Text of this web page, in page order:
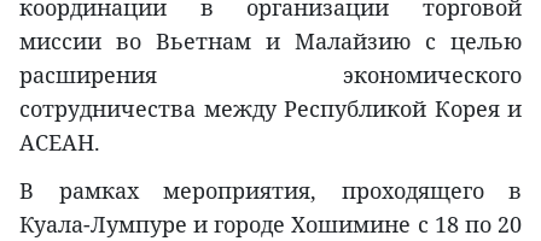
координации в организации торговой
миссии во Вьетнам и Малайзию с целью
расширения экономического
сотрудничества между Республикой Корея и
АСЕАН.
В рамках мероприятия, проходящего в
Куала-Лумпуре и городе Хошимине с 18 по 20